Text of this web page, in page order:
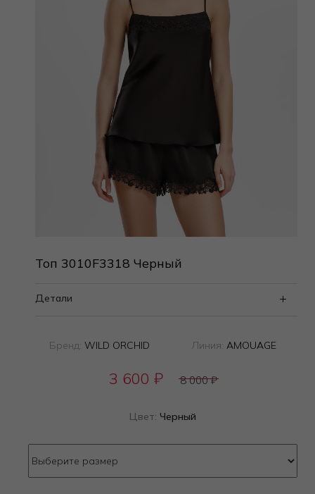
Топ 3010F3318 Черный
Детали
Бренд: WILD ORCHID Линия:AMOUAGE
3 600 ₽ 8 000₽
Цвет: Черный